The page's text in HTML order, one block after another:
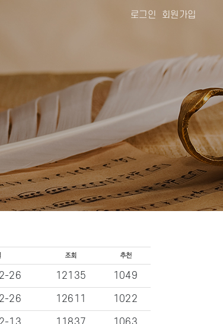
로그인 회원가입
26 12135 1049
26 12611 1022